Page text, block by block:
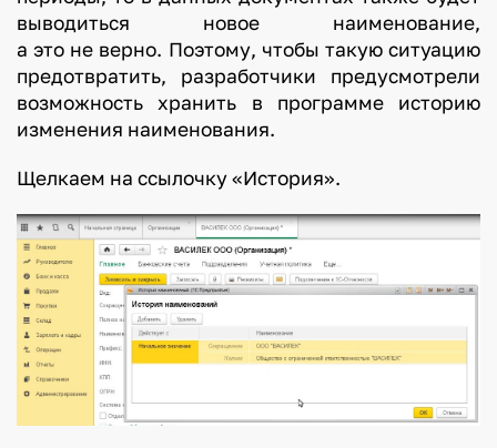
выводиться новое наименование,
а это не верно. Поэтому, чтобы такую ситуацию
предотвратить, разработчики предусмотрели
возможность хранить в программе историю
изменения наименования.
Щелкаем на ссылочку «История».